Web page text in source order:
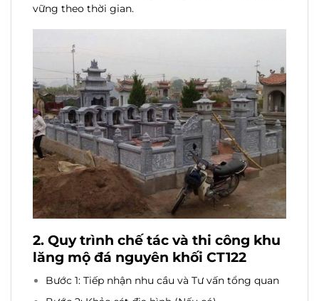
vững theo thời gian.
2. Quy trình chế tác và thi công khu
lăng mộ đá nguyên khối CT122
Bước 1: Tiếp nhận nhu cầu và Tư vấn tổng quan